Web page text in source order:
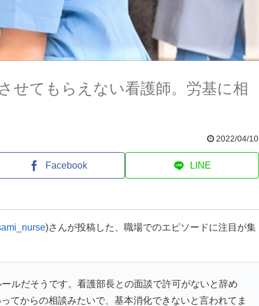
せてもらえない看護師。労基に相
2022/04/10
Facebook LINE
)さんが投稿した、職場でのエピソードに注目が集
ルだそうです。看護部長との面談で許可がないと辞め
てからの相談みたいで、基本消化できないと言われてま